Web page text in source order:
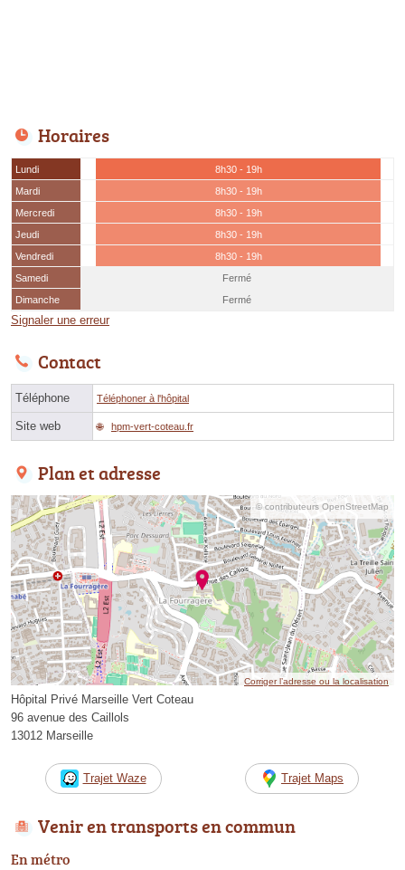
Horaires
Lundi
8h30 - 19h
Mardi
8h30 - 19h
Mercredi
8h30 - 19h
Jeudi
8h30 - 19h
Vendredi
8h30 - 19h
Samedi
Fermé
Dimanche
Fermé
Signaler une erreur
Contact
Téléphone Téléphoner à l'hôpital
Site web hpm-vert-coteau.fr
Plan et adresse
© contributeurs OpenStreetMap
Corriger l’adresse ou la localisation
Hôpital Privé Marseille Vert Coteau
96 avenue des Caillols
13012 Marseille
Trajet Waze Trajet Maps
Venir en transports en commun
En métro